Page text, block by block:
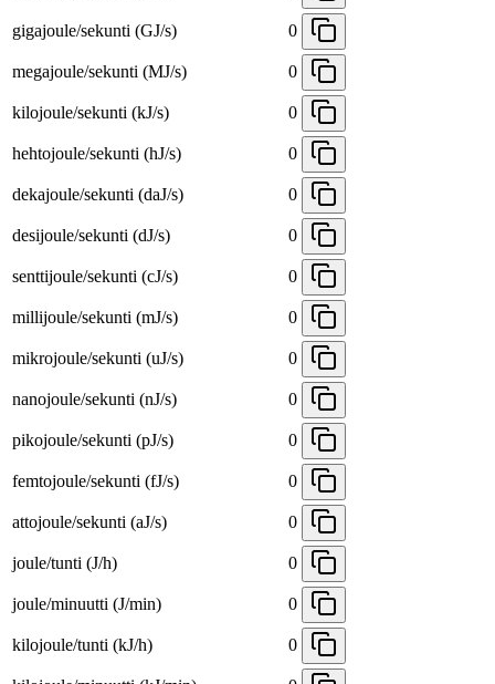
gigajoule/sekunti (GJ/s) 0
megajoule/sekunti (MJ/s) 0
kilojoule/sekunti (kJ/s) 0
hehtojoule/sekunti (hJ/s) 0
dekajoule/sekunti (daJ/s) 0
desijoule/sekunti (dJ/s) 0
senttijoule/sekunti (cJ/s) 0
millijoule/sekunti (mJ/s) 0
mikrojoule/sekunti (uJ/s) 0
nanojoule/sekunti (nJ/s) 0
pikojoule/sekunti (pJ/s) 0
femtojoule/sekunti (fJ/s) 0
attojoule/sekunti (aJ/s) 0
joule/tunti (J/h) 0
joule/minuutti (J/min) 0
kilojoule/tunti (kJ/h) 0